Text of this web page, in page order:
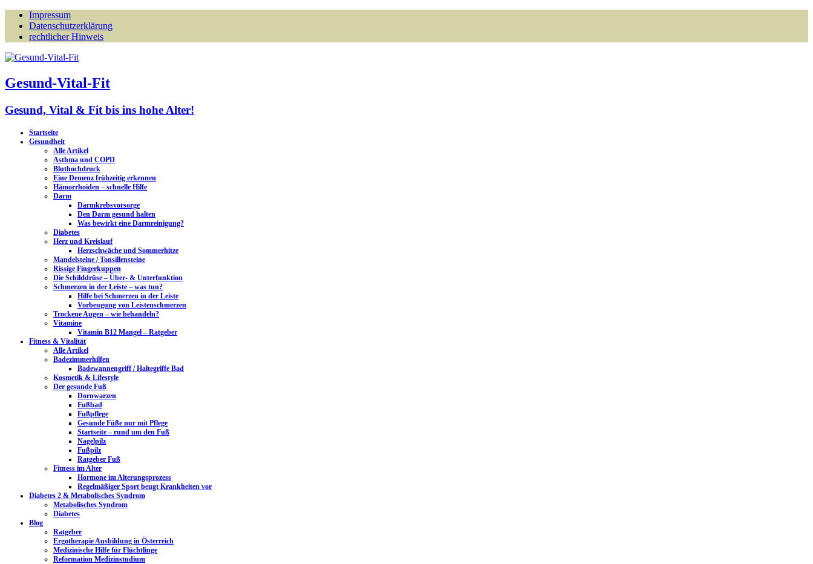
Impressum
Datenschutzerklärung
rechtlicher Hinweis
Gesund-Vital-Fit
Gesund, Vital & Fit bis ins hohe Alter!
Startseite
Gesundheit
Alle Artikel
Asthma und COPD
Bluthochdruck
Eine Demenz frühzeitig erkennen
Hämorrhoiden – schnelle Hilfe
Darm
Darmkrebsvorsorge
Den Darm gesund halten
Was bewirkt eine Darmreinigung?
Diabetes
Herz und Kreislauf
Herzschwäche und Sommerhitze
Mandelsteine / Tonsillensteine
Rissige Fingerkuppen
Die Schilddrüse – Über- & Unterfunktion
Schmerzen in der Leiste – was tun?
Hilfe bei Schmerzen in der Leiste
Vorbeugung von Leistenschmerzen
Trockene Augen – wie behandeln?
Vitamine
Vitamin B12 Mangel – Ratgeber
Fitness & Vitalität
Alle Artikel
Badezimmerhilfen
Badewannengriff / Haltegriffe Bad
Kosmetik & Lifestyle
Der gesunde Fuß
Dornwarzen
Fußbad
Fußpflege
Gesunde Füße nur mit Pflege
Startseite – rund um den Fuß
Nagelpilz
Fußpilz
Ratgeber Fuß
Fitness im Alter
Hormone im Alterungsprozess
Regelmäßiger Sport beugt Krankheiten vor
Diabetes 2 & Metabolisches Syndrom
Metabolisches Syndrom
Diabetes
Blog
Ratgeber
Ergotherapie Ausbildung in Österreich
Medizinische Hilfe für Flüchtlinge
Reformation Medizinstudium